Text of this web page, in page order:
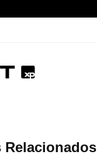
Relacionados